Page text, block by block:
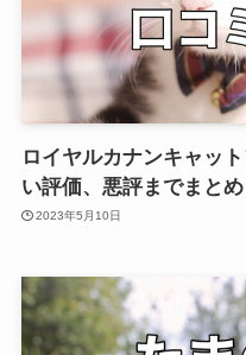
ロイヤルカナンキャッ
い評価、悪評までまとめ
2023年5月10日